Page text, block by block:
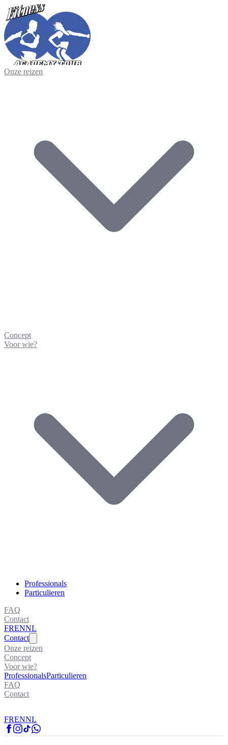
Onze reizen
Concept
Voor wie?
Professionals
Particulieren
FAQ
Contact
FRENNL
Contact
Onze reizen
Concept
Voor wie?
ProfessionalsParticulieren
FAQ
Contact
FRENNL